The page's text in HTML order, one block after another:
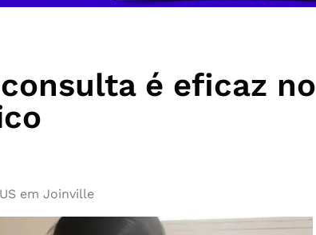
é eficaz no
em Joinville